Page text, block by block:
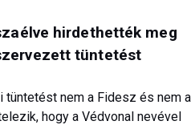
hirdethették meg
tüntetést
nem a Fidesz és nem a
hogy a Védvonal nevével